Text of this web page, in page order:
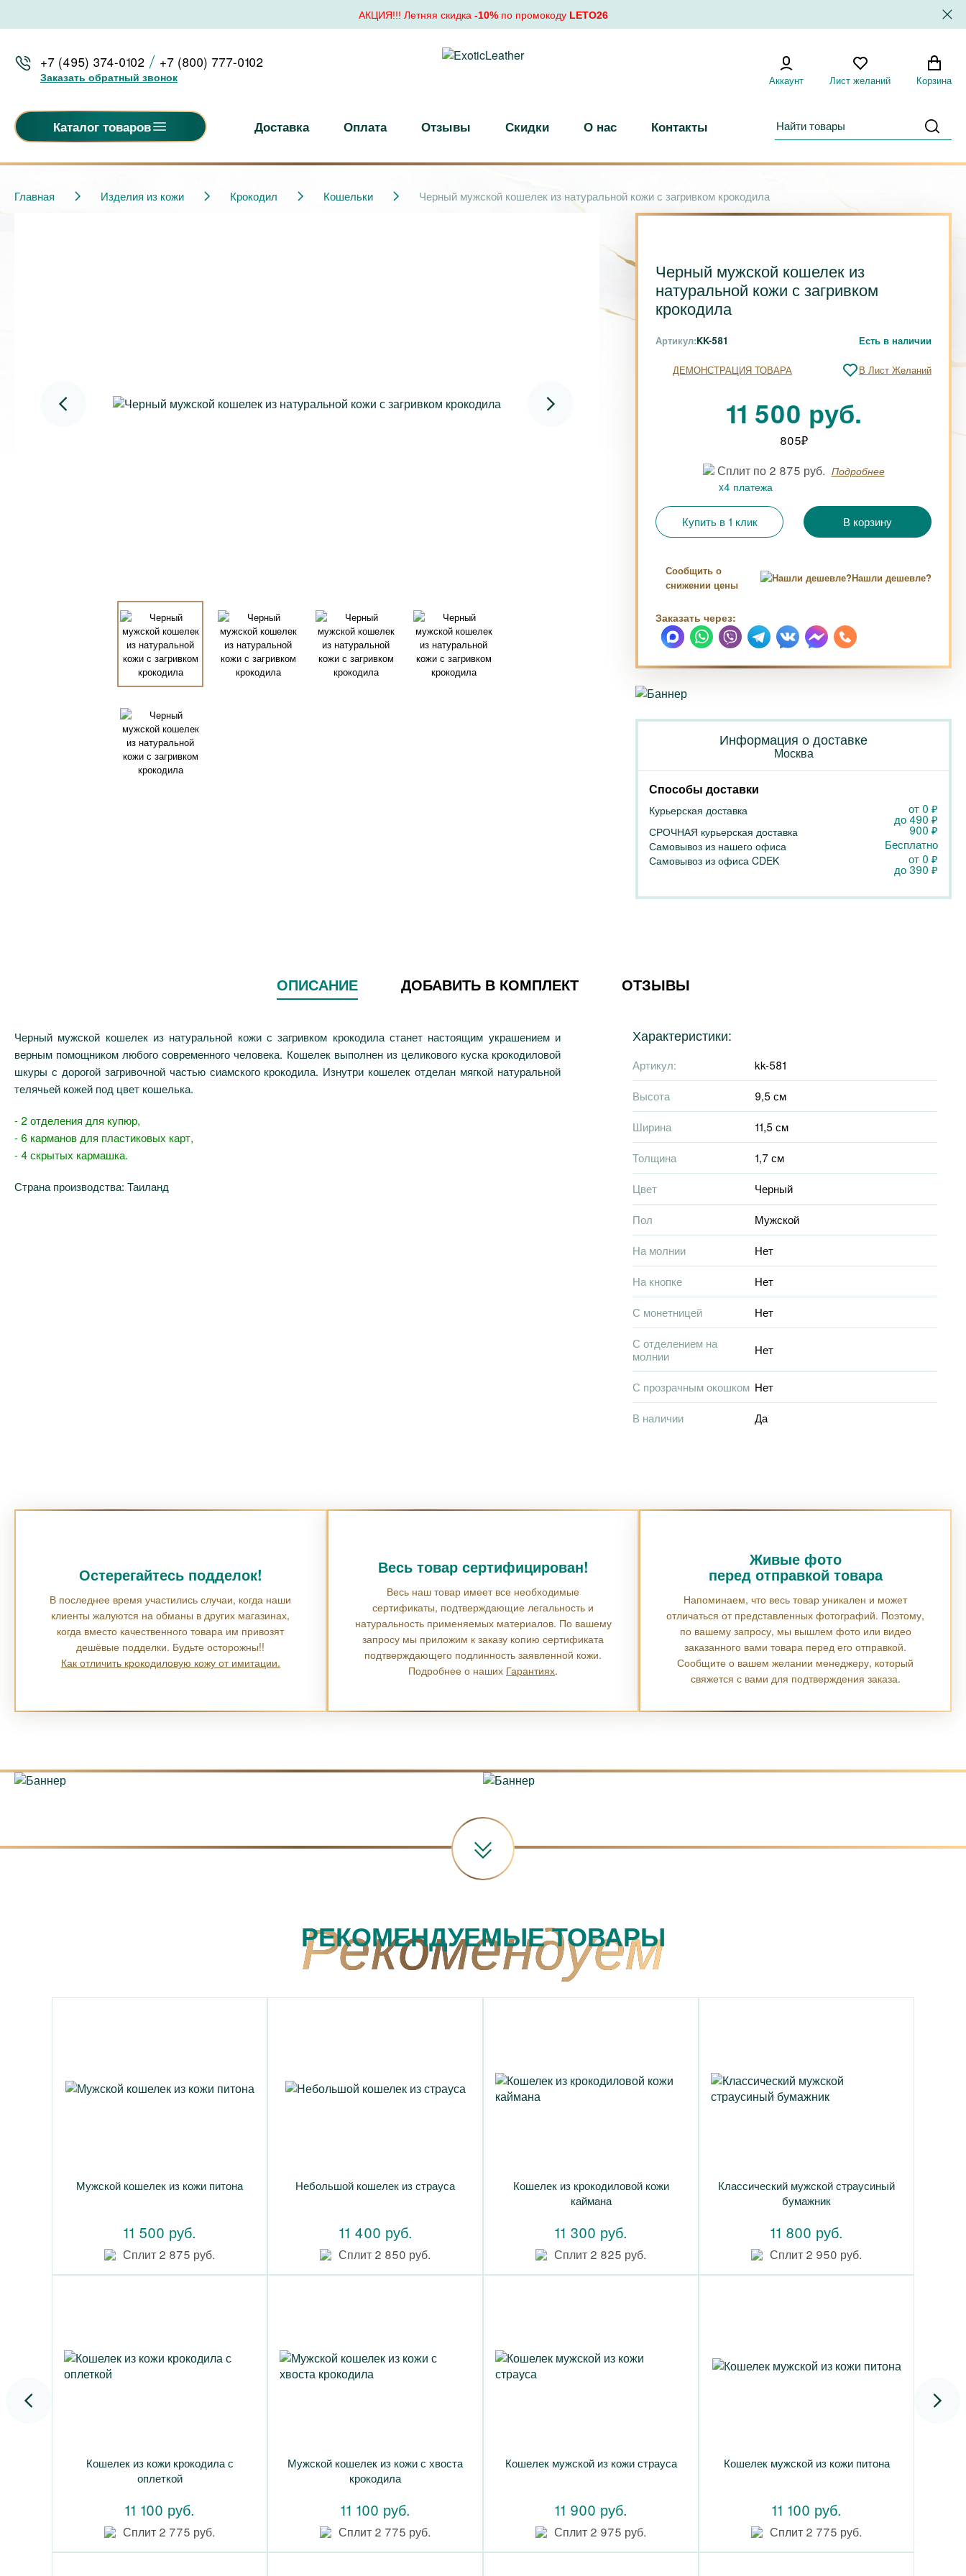
АКЦИЯ!!! Летняя скидка -10%по промокоду LETO26
+7 (495) 374-0102 +7 (800) 777-0102
Заказать обратный звонок Аккаунт Лист желаний Корзина
Каталог товаров Доставка Оплата Отзывы Скидки О нас Контакты
Главная Изделия из кожи Крокодил Кошельки Черный мужской кошелек из натуральной кожи с загривком крокодила
Черный мужской кошелек из
натуральной кожи с загривком
крокодила
Артикул:KK-581 Есть в наличии
ДЕМОНСТРАЦИЯ ТОВАРА В Лист Желаний
11 500 руб.
805₽
Сплит по 2 875 руб. Подробнее
x4 платежа
Купить в 1 клик
Сообщить о
снижении цены
Нашли дешевле?
Заказать через:
Информация о доставке
Москва
Способы доставки
Курьерская доставка от 0 ₽
до 490 ₽
СРОЧНАЯ курьерская доставка 900 ₽
Самовывоз из нашего офиса Бесплатно
Самовывоз из офиса CDEK от 0 ₽
до 390 ₽
ОПИСАНИЕ ДОБАВИТЬ В КОМПЛЕКТ ОТЗЫВЫ
Черный мужской кошелек из натуральной кожи с загривком крокодила станет настоящим украшением и
верным помощником любого современного человека. Кошелек выполнен из целикового куска крокодиловой
шкуры с дорогой загривочной частью сиамского крокодила. Изнутри кошелек отделан мягкой натуральной
телячьей кожей под цвет кошелька.
- 2 отделения для купюр,
- 6 карманов для пластиковых карт,
- 4 скрытых кармашка.
Страна производства: Таиланд
Характеристики:
Артикул: kk-581
Высота 9,5 см
Ширина 11,5 см
Толщина 1,7 см
Цвет Черный
Пол Мужской
На молнии Нет
На кнопке Нет
С монетницей Нет
С отделением на
молнии
Нет
С прозрачным окошком Нет
В наличии Да
Остерегайтесь подделок!
В последнее время участились случаи, когда наши
клиенты жалуются на обманы в других магазинах,
когда вместо качественного товара им привозят
дешёвые подделки. Будьте осторожны!!
Как отличить крокодиловую кожу от имитации.
Весь товар сертифицирован!
Весь наш товар имеет все необходимые
сертификаты, подтверждающие легальность и
натуральность применяемых материалов. По вашему
запросу мы приложим к заказу копию сертификата
подтверждающего подлинность заявленной кожи.
Подробнее о наших Гарантиях.
Живые фото
перед отправкой товара
Напоминаем, что весь товар уникален и может
отличаться от представленных фотографий. Поэтому,
по вашему запросу, мы вышлем фото или видео
заказанного вами товара перед его отправкой.
Сообщите о вашем желании менеджеру, который
свяжется с вами для подтверждения заказа.
РЕКОМЕНДУЕМЫЕ ТОВАРЫ
Мужской кошелек из кожи питона
11 500 руб.
Сплит 2 875 руб.
Небольшой кошелек из страуса
11 400 руб.
Сплит 2 850 руб.
Кошелек из крокодиловой кожи
каймана
11 300 руб.
Сплит 2 825 руб.
Классический мужской страусиный
бумажник
11 800 руб.
Сплит 2 950 руб.
Кошелек из кожи крокодила с
оплеткой
11 100 руб.
Сплит 2 775 руб.
Мужской кошелек из кожи с хвоста
крокодила
11 100 руб.
Сплит 2 775 руб.
Кошелек мужской из кожи страуса
11 900 руб.
Сплит 2 975 руб.
Кошелек мужской из кожи питона
11 100 руб.
Сплит 2 775 руб.